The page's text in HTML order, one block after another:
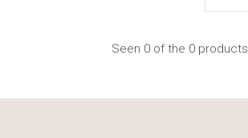
Seen 0 of the 0 products